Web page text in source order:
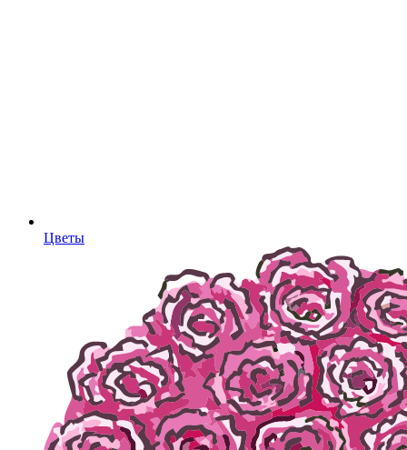
Цветы